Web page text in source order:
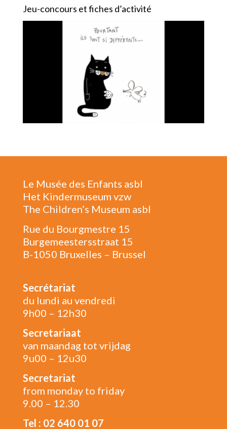
Jeu-concours et fiches d’activité
Le Musée des Enfants asbl
Het Kindermuseum vzw
The Children’s Museum asbl
Rue du Bourgmestre 15
Burgemeestersstraat 15
B-1050 Bruxelles – Brussel
Secrétariat
du lundi au vendredi
9h00 – 12h30
Secretariaat
van maandag tot vrijdag
9u00 – 12u30
Secretariat
from monday to friday
9.00 – 12.30
Tel : 02 640 01 07